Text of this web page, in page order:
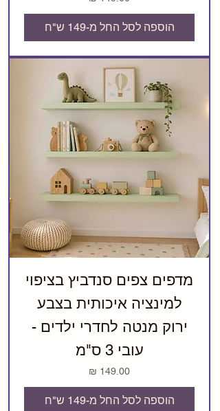
הוספה לסל החל מ-149 ש"ח
מדפים צפים סנדביץ בציפוי
למינציה איכותית בצבע
ירוק מנטה לחדרי ילדים -
עובי 3 ס"מ
מחיר
הוספה לסל החל מ-149 ש"ח